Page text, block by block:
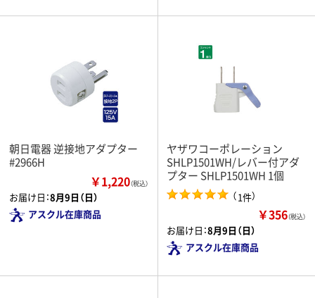
朝日電器 逆接地アダプター
#2966H
￥1,220（税込）
お届け日：8月9日（日）
アスクル在庫商品
ヤザワコーポレーション
SHLP1501WH/レバー付アダ
プター SHLP1501WH 1個
（1件）
￥356（税込）
お届け日：8月9日（日）
アスクル在庫商品